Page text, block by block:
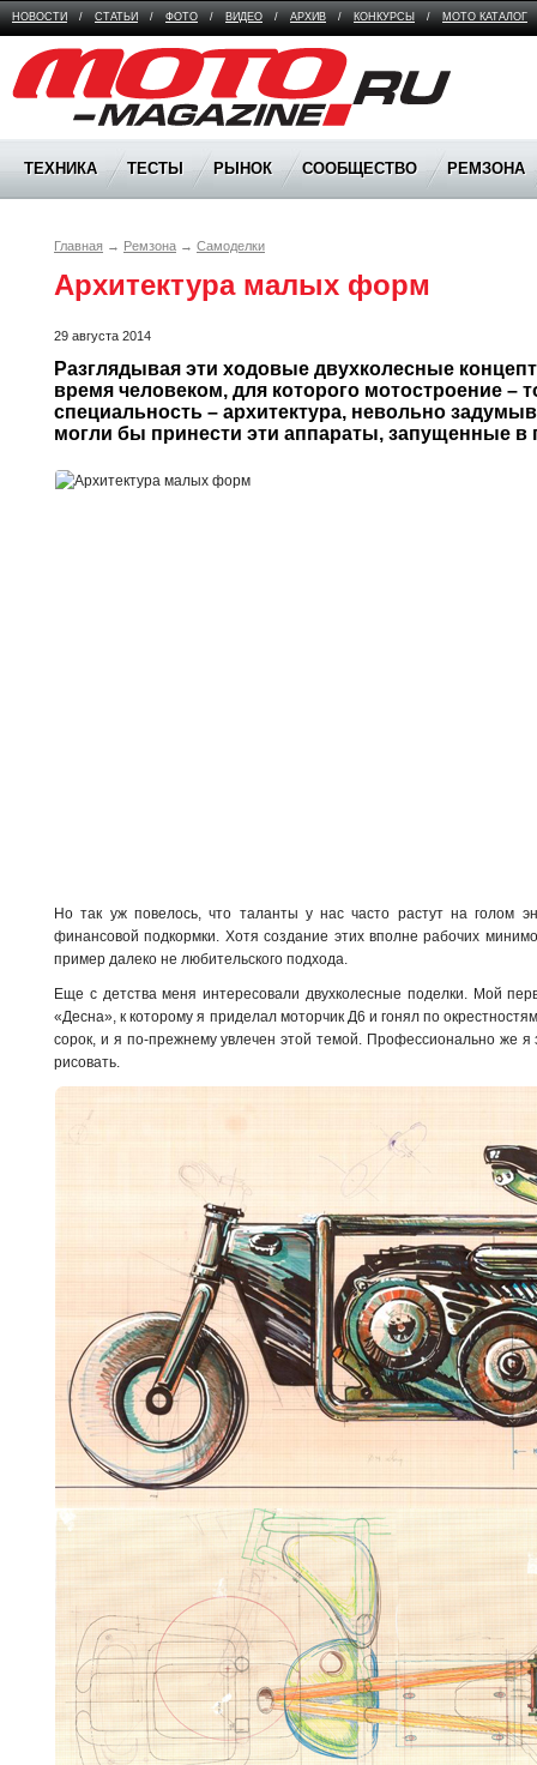
НОВОСТИ / СТАТЬИ / ФОТО / ВИДЕО / АРХИВ / КОНКУРСЫ / МОТО КАТАЛОГ
Moto Magazine
ТЕХНИКА ТЕСТЫ РЫНОК СООБЩЕСТВО РЕМЗОНА
Главная → Ремзона → Самоделки
Архитектура малых форм
29 августа 2014
Разглядывая эти ходовые двухколесные
время человеком, для которого мотостроение –
специальность – архитектура, невольно
могли бы принести эти аппараты, запущенные в
Но так уж повелось, что таланты у нас часто растут на голом
финансовой подкормки. Хотя создание этих вполне рабочих
пример далеко не любительского подхода.
Еще с детства меня интересовали двухколесные поделки. Мой
«Десна», к которому я приделал моторчик Д6 и гонял по
сорок, и я по-прежнему увлечен этой темой. Профессионально же
рисовать.